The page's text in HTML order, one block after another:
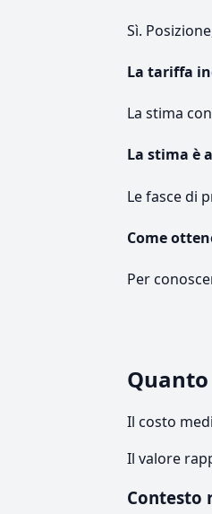
Sì.
La tariffa
La stima
La stima è
Le fasce di
Come
Per
Quanto
Il costo
Il valore
Contesto